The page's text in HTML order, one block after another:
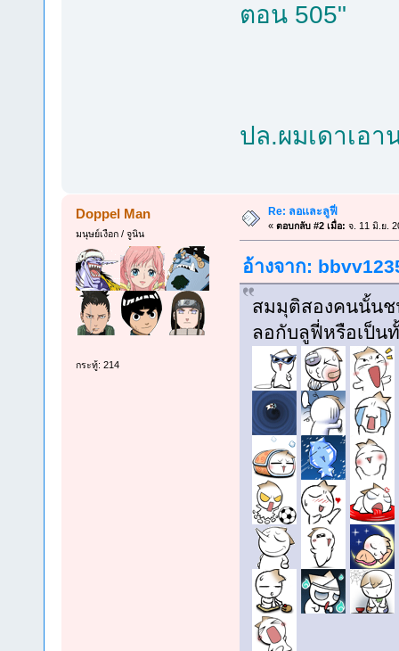
ตอน 505"
ปล.ผมเดาเอา
Doppel Man
มนุษย์เงือก / จูนิน
กระทู้: 214
Re: ลอเเละลูฟี่
« ตอบกลับ #2 เมื่อ: จ. 11 มิ.ย.
อ้างจาก:
สมมุติสองคนนั้นช
ลอกับลูฟี่หรือเป็น